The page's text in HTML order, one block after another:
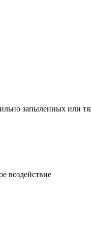
запыленных или
воздействие